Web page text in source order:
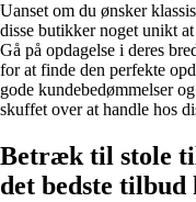
Uanset om du ønsker
disse butikker noget unikt
Gå på opdagelse i deres
for at finde den perfekte
gode kundebedømmelser
skuffet over at handle hos
Betræk til stole
det bedste tilbud